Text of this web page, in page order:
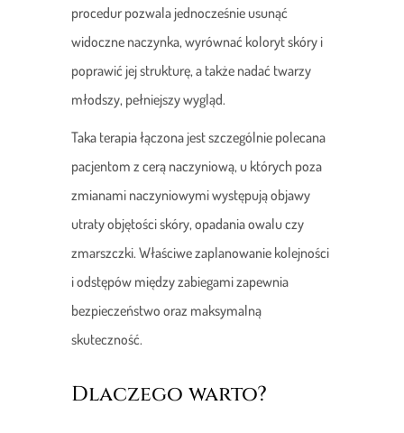
procedur pozwala jednocześnie usunąć
widoczne naczynka, wyrównać koloryt skóry i
poprawić jej strukturę, a także nadać twarzy
młodszy, pełniejszy wygląd.
Taka terapia łączona jest szczególnie polecana
pacjentom z cerą naczyniową, u których poza
zmianami naczyniowymi występują objawy
utraty objętości skóry, opadania owalu czy
zmarszczki. Właściwe zaplanowanie kolejności
i odstępów między zabiegami zapewnia
bezpieczeństwo oraz maksymalną
skuteczność.
Dlaczego warto?